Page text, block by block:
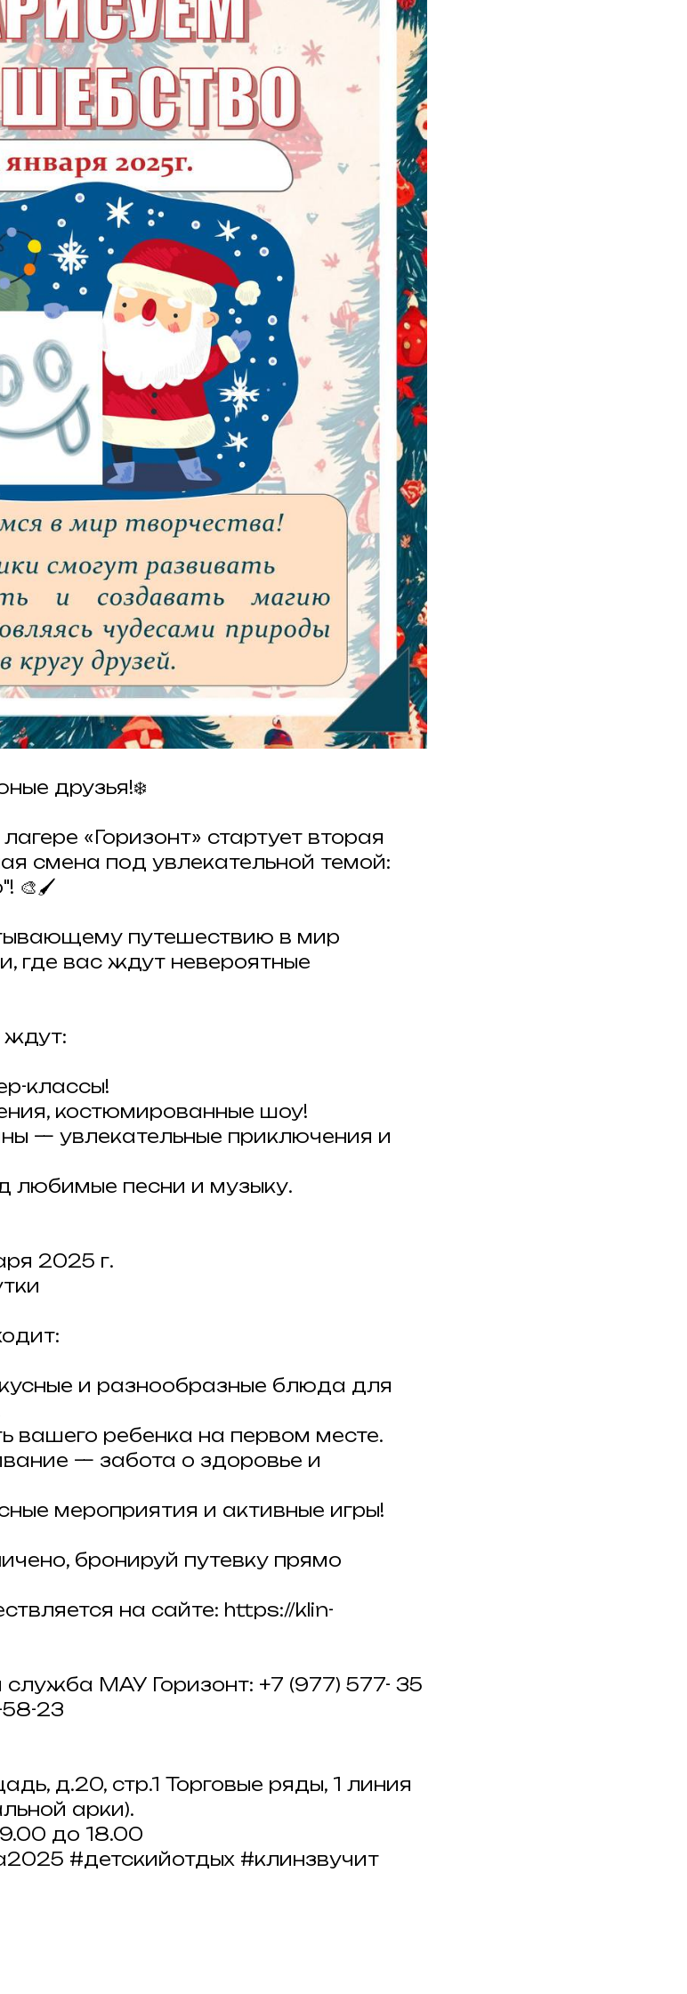
друзья!❄️
«Горизонт» стартует вторая
смена под увлекательной темой:
🎨🖌
путешествию в мир
где вас ждут невероятные
ждут:
классы!
костюмированные шоу!
— увлекательные приключения и
любимые песни и музыку.
2025 г.
и разнообразные блюда для
вашего ребенка на первом месте.
— забота о здоровье и
мероприятия и активные игры!
бронируй путевку прямо
на сайте: https://klin-
МАУ Горизонт: +7 (977) 577- 35
58-23
д.20, стр.1 Торговые ряды, 1 линия
арки).
до 18.00
#детскийотдых #клинзвучит